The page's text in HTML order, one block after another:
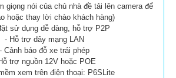
giọng nói của chủ nhà đề tải lên camera để
hoặc thay lời chào khách hàng)
sử dụng dễ dàng, hỗ trợ P2P
- Hỗ trợ dây mạng LAN
- Cảnh báo đỗ xe trái phép
trợ nguồn 12V hoặc POE
xem trên điện thoại: P6SLite